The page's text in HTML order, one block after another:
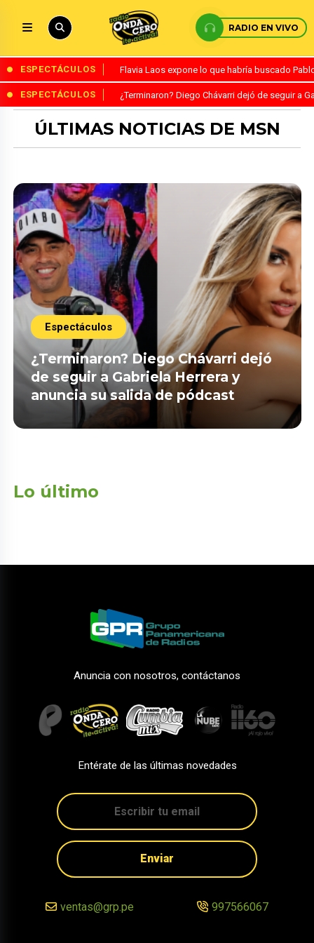
RADIO EN VIVO
ESPECTÁCULOS Flavia Laos expone lo que habría buscado
ESPECTÁCULOS ¿Terminaron? Diego Chávarri dejó de seguir a
ÚLTIMAS NOTICIAS DE MSN
Espectáculos
¿Terminaron? Diego Chávarri dejó
de seguir a Gabriela Herrera y
anuncia su salida de pódcast
Lo último
Anuncia con nosotros, contáctanos
Entérate de las últimas novedades
Enviar
ventas@grp.pe 997566067